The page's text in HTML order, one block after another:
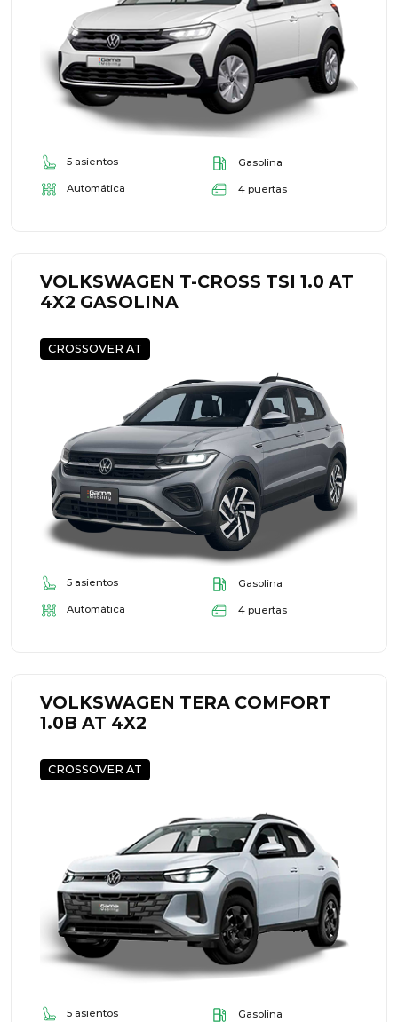
5 asientos Gasolina
Automática 4 puertas
VOLKSWAGEN T-CROSS TSI 1.0 AT
4X2 GASOLINA
CROSSOVER AT
5 asientos Gasolina
Automática 4 puertas
VOLKSWAGEN TERA COMFORT
1.0B AT 4X2
CROSSOVER AT
5 asientos Gasolina